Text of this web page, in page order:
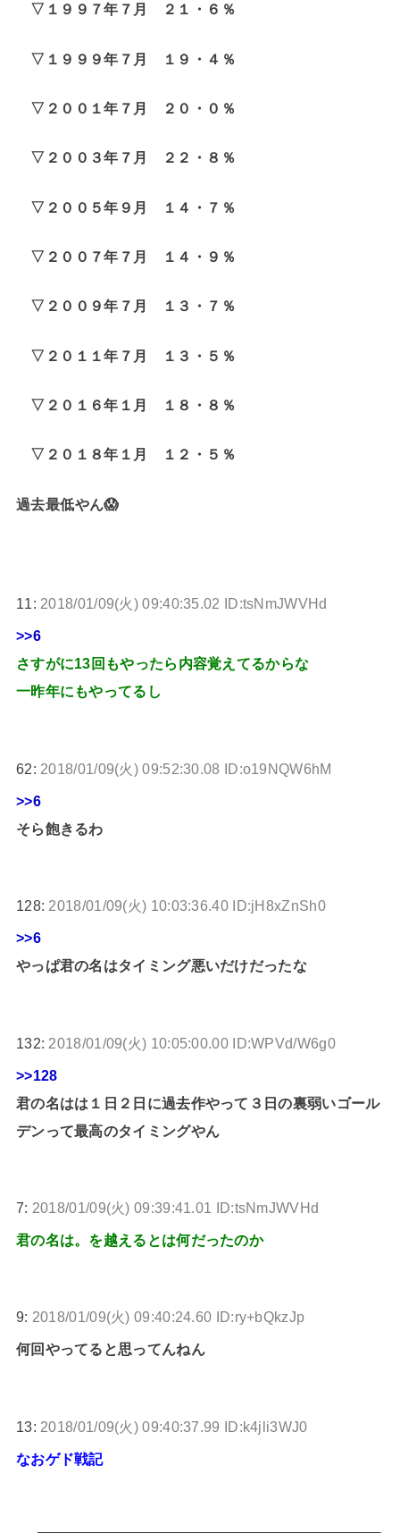
▽１９９７年７月 ２１・６％
▽１９９９年７月 １９・４％
▽２００１年７月 ２０・０％
▽２００３年７月 ２２・８％
▽２００５年９月 １４・７％
▽２００７年７月 １４・９％
▽２００９年７月 １３・７％
▽２０１１年７月 １３・５％
▽２０１６年１月 １８・８％
▽２０１８年１月 １２・５％
過去最低やん😱
11: 2018/01/09(火) 09:40:35.02 ID:tsNmJWVHd
>>6
さすがに13回もやったら内容覚えてるからな
一昨年にもやってるし
62: 2018/01/09(火) 09:52:30.08 ID:o19NQW6hM
>>6
そら飽きるわ
128: 2018/01/09(火) 10:03:36.40 ID:jH8xZnSh0
>>6
やっぱ君の名はタイミング悪いだけだったな
132: 2018/01/09(火) 10:05:00.00 ID:WPVd/W6g0
>>128
君の名はは１日２日に過去作やって３日の裏弱いゴール
デンって最高のタイミングやん
7: 2018/01/09(火) 09:39:41.01 ID:tsNmJWVHd
君の名は。を越えるとは何だったのか
9: 2018/01/09(火) 09:40:24.60 ID:ry+bQkzJp
何回やってると思ってんねん
13: 2018/01/09(火) 09:40:37.99 ID:k4jli3WJ0
なおゲド戦記